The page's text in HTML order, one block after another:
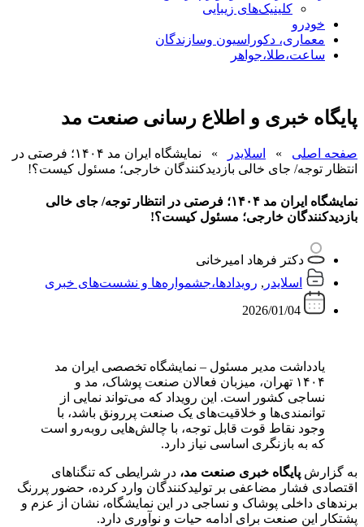
کلینیک‌های زیبایی
خودرو
معماری، دکوراسیون وسازندگان
ساعت،طلا،جواهر
پایگاه خبری و اطلاع رسانی صنعت مد
صفحه اصلی » اسلایدر »
نمایشگاه ایران مد ۱۴۰۴؛ فرصتی در
انتظار توجه/ جای خالی بازدیدکنندگان خارجی؛ مسئول کیست؟!
نمایشگاه ایران مد ۱۴۰۴؛ فرصتی در انتظار توجه/ جای خالی
بازدیدکنندگان خارجی؛ مسئول کیست؟!
دکتر فرهاد امیرخانی
اسلایدر , رویدادها،جشمواره‌ها و نشست‌های خبری
یادداشت مدیر مسئول – نمایشگاه تخصصی ایران مد
۱۴۰۴ تهران، میزبان فعالان صنعت پوشاک، مد و
نساجی کشور است. این رویداد که می‌تواند نمایی از
توانمندی‌ها و خلاقیت‌های یک صنعت پررونق باشد، با
وجود نقاط قوت قابل توجه، با چالش‌هایی روبه‌رو است
که به بازنگری اساسی نیاز دارد.
به گزارش پایگاه خبری صنعت مد، در شرایطی که تنگناهای
اقتصادی فشار مضاعفی بر تولیدکنندگان وارد کرده، حضور پررنگ
برندهای داخلی پوشاک و نساجی در این نمایشگاه، نشان از عزم و
پشتکار این صنعت برای ادامه حیات و نوآوری دارد.